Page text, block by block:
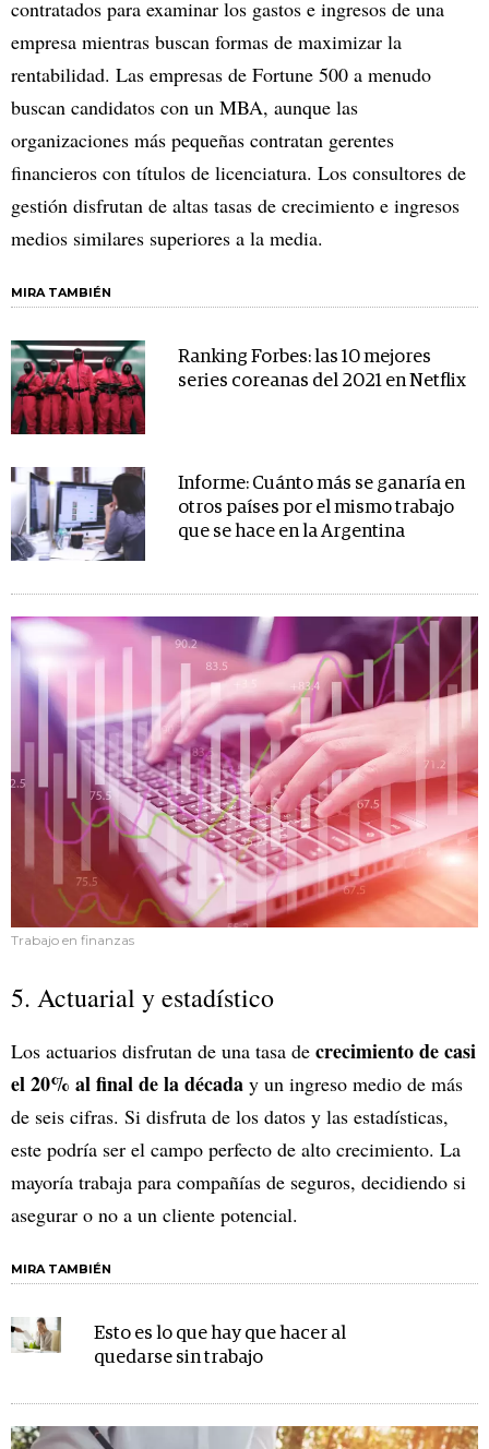
contratados para examinar los gastos e ingresos de una
empresa mientras buscan formas de maximizar la
rentabilidad. Las empresas de Fortune 500 a menudo
buscan candidatos con un MBA, aunque las
organizaciones más pequeñas contratan gerentes
financieros con títulos de licenciatura. Los consultores de
gestión disfrutan de altas tasas de crecimiento e ingresos
medios similares superiores a la media.
MIRA TAMBIÉN
Ranking Forbes: las 10 mejores
series coreanas del 2021 en Netflix
Informe: Cuánto más se ganaría en
otros países por el mismo trabajo
que se hace en la Argentina
Trabajo en finanzas
5. Actuarial y estadístico
Los actuarios disfrutan de una tasa de crecimiento de casi
el 20% al final de la década y un ingreso medio de más
de seis cifras. Si disfruta de los datos y las estadísticas,
este podría ser el campo perfecto de alto crecimiento. La
mayoría trabaja para compañías de seguros, decidiendo si
asegurar o no a un cliente potencial.
MIRA TAMBIÉN
Esto es lo que hay que hacer al
quedarse sin trabajo